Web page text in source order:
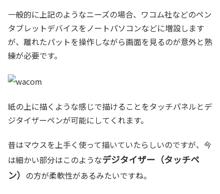
一般的に上記のようなニーズの場合、ワコム社などのペン
タブレットデバイスをノートパソコンなどに増設します
が、離れたパットを操作しながら画面を見るのが意外と熟
練が必要です。
紙の上に描くような感じで描けることをタッチパネルとデ
ジタイザーペンが可能にしてくれます。
昔はマウスを上手く使って描いていたらしいのですが、今
は細かい部分はこのようなデジタイザー（タッチペ
ン） の方が柔軟性があるみたいですね。